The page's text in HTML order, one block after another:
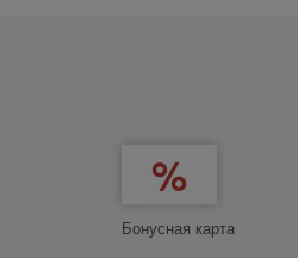
Бонусная карта